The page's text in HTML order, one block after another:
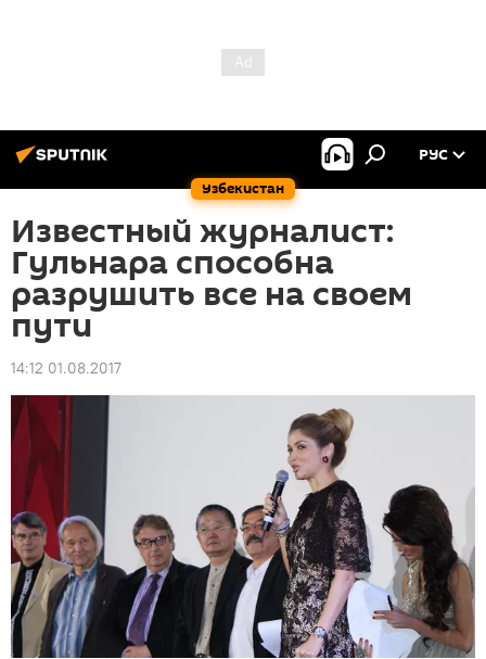
Узбекистан
РУС
Известный журналист:
Гульнара способна
разрушить все на своем
пути
14:12 01.08.2017